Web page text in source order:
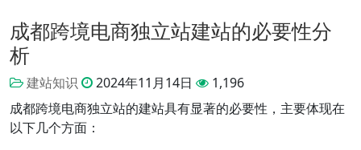
成都跨境电商独立站建站的必要性分
析
建站知识 2024年11月14日
1,196
成都跨境电商独立站的建站具有显著的必要性，主要体现在
以下几个方面：